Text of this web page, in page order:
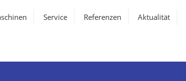
Service Referenzen Aktualität